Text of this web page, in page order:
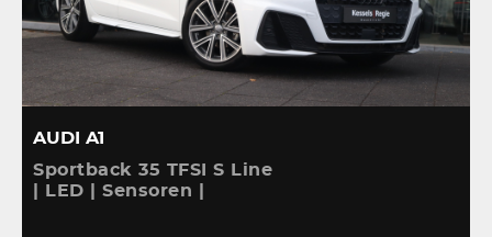
AUDI A1
Sportback 35 TFSI S Line
| LED | Sensoren |